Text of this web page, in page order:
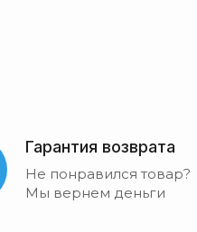
Гарантия возврата
Не понравился товар?
Мы вернем деньги